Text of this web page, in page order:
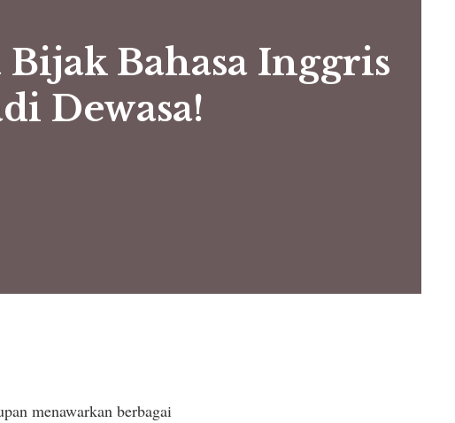
Bahasa Inggris
Dewasa!
menawarkan berbagai